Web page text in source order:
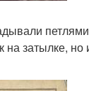
затылке, но